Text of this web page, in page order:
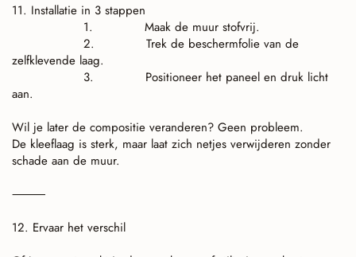
11. Installatie in 3 stappen
1.
Maak de muur stofvrij.
2.
Trek de beschermfolie van de
zelfklevende laag.
3.
Positioneer het paneel en druk licht
aan.
Wil je later de compositie veranderen? Geen probleem.
De kleeflaag is sterk, maar laat zich netjes verwijderen zonder
schade aan de muur.
⸻
12. Ervaar het verschil